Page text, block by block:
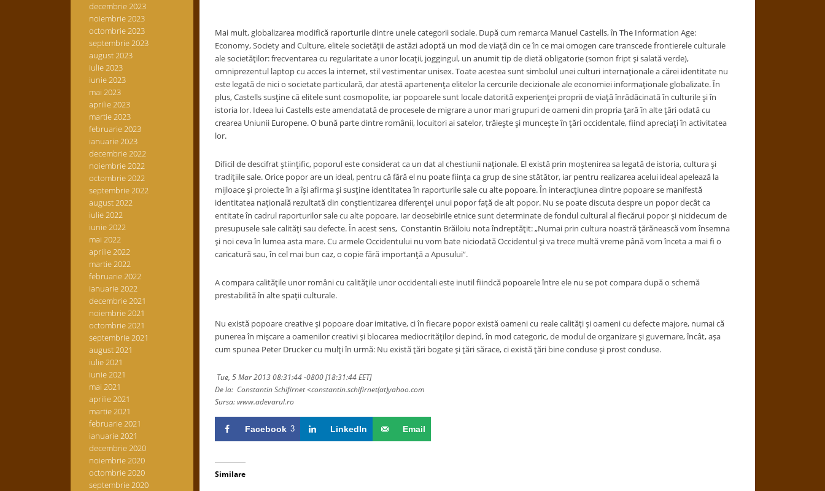
decembrie 2023
noiembrie 2023
octombrie 2023
septembrie 2023
august 2023
iulie 2023
iunie 2023
mai 2023
aprilie 2023
martie 2023
februarie 2023
ianuarie 2023
decembrie 2022
noiembrie 2022
octombrie 2022
septembrie 2022
august 2022
iulie 2022
iunie 2022
mai 2022
aprilie 2022
martie 2022
februarie 2022
ianuarie 2022
decembrie 2021
noiembrie 2021
octombrie 2021
septembrie 2021
august 2021
iulie 2021
iunie 2021
mai 2021
aprilie 2021
martie 2021
februarie 2021
ianuarie 2021
decembrie 2020
noiembrie 2020
octombrie 2020
septembrie 2020
Mai mult, globalizarea modifică raporturile dintre unele categorii sociale. După cum remarca Manuel Castells, în The Information Age:
Economy, Society and Culture, elitele societăţii de astăzi adoptă un mod de viaţă din ce în ce mai omogen care transcede frontierele culturale
ale societăţilor: frecventarea cu regularitate a unor locaţii, joggingul, un anumit tip de dietă obligatorie (somon fript şi salată verde),
omniprezentul laptop cu acces la internet, stil vestimentar unisex. Toate acestea sunt simbolul unei culturi internaţionale a cărei identitate nu
este legată de nici o societate particulară, dar atestă apartenenţa elitelor la cercurile decizionale ale economiei informaţionale globalizate. În
plus, Castells susţine că elitele sunt cosmopolite, iar popoarele sunt locale datorită experienţei proprii de viaţă înrădăcinată în culturile şi în
istoria lor. Ideea lui Castells este amendatată de procesele de migrare a unor mari grupuri de oameni din propria ţară în alte ţări odată cu
crearea Uniunii Europene. O bună parte dintre românii, locuitori ai satelor, trăieşte şi munceşte în ţări occidentale, fiind apreciaţi în activitatea
lor.
Dificil de descifrat ştiinţific, poporul este considerat ca un dat al chestiunii naţionale. El există prin moştenirea sa legată de istoria, cultura şi
tradiţiile sale. Orice popor are un ideal, pentru că fără el nu poate fiinţa ca grup de sine stătător, iar pentru realizarea acelui ideal apelează la
mijloace şi proiecte în a îşi afirma şi susţine identitatea în raporturile sale cu alte popoare. În interacţiunea dintre popoare se manifestă
identitatea naţională rezultată din conştientizarea diferenţei unui popor faţă de alt popor. Nu se poate discuta despre un popor decât ca
entitate în cadrul raporturilor sale cu alte popoare. Iar deosebirile etnice sunt determinate de fondul cultural al fiecărui popor şi nicidecum de
presupusele sale calităţi sau defecte. În acest sens, Constantin Brăiloiu nota îndreptăţit: „Numai prin cultura noastră ţărănească vom însemna
şi noi ceva în lumea asta mare. Cu armele Occidentului nu vom bate niciodată Occidentul şi va trece multă vreme până vom înceta a mai fi o
caricatură sau, în cel mai bun caz, o copie fără importanţă a Apusului”.
A compara calităţile unor români cu calităţile unor occidentali este inutil fiindcă popoarele între ele nu se pot compara după o schemă
prestabilită în alte spaţii culturale.
Nu există popoare creative şi popoare doar imitative, ci în fiecare popor există oameni cu reale calităţi şi oameni cu defecte majore, numai că
punerea în mişcare a oamenilor creativi şi blocarea mediocrităţilor depind, în mod categoric, de modul de organizare şi guvernare, încât, aşa
cum spunea Peter Drucker cu mulţi în urmă: Nu există ţări bogate şi ţări sărace, ci există ţări bine conduse şi prost conduse.
Tue, 5 Mar 2013 08:31:44 -0800 [18:31:44 EET]
De la: Constantin Schifirnet <constantin.schifirnet(at)yahoo.com
Sursa: www.adevarul.ro
Facebook 3 LinkedIn Email
Similare